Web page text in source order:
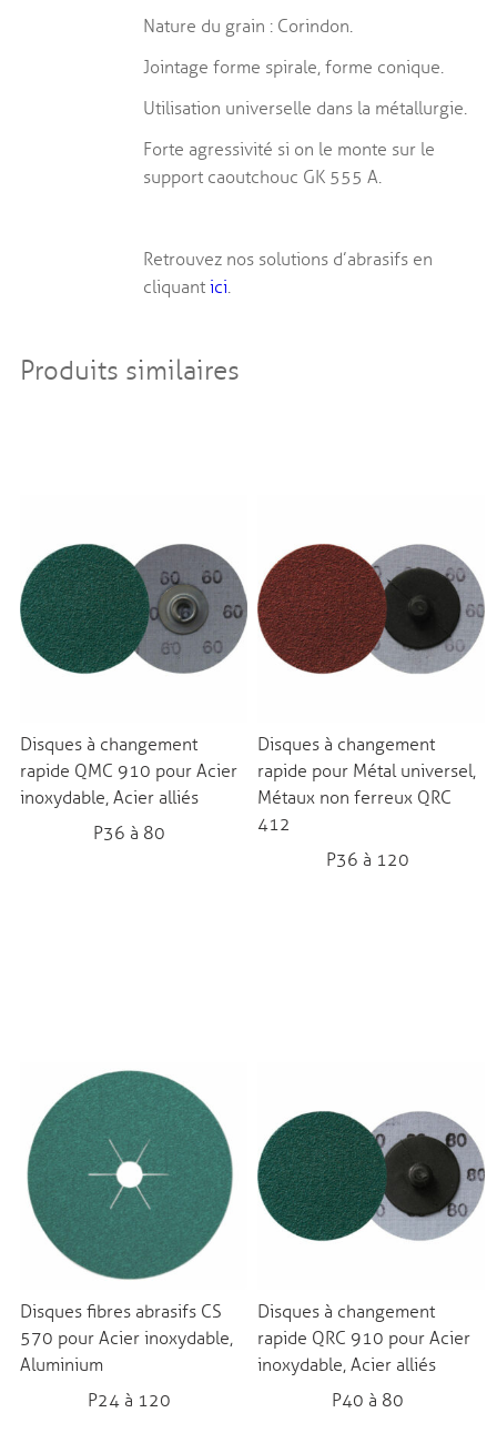
Nature du grain : Corindon.
Jointage forme spirale, forme conique.
Utilisation universelle dans la métallurgie.
Forte agressivité si on le monte sur le
support caoutchouc GK 555 A.
Retrouvez nos solutions d’abrasifs en
cliquantici.
Produits similaires
Disques à changement
rapide QMC 910 pour Acier
inoxydable, Acier alliés
P36 à 80
Disques à changement
rapide pour Métal universel,
Métaux non ferreux QRC
412
P36 à 120
Disques fibres abrasifs CS
570 pour Acier inoxydable,
Aluminium
P24 à 120
Disques à changement
rapide QRC 910 pour Acier
inoxydable, Acier alliés
P40 à 80